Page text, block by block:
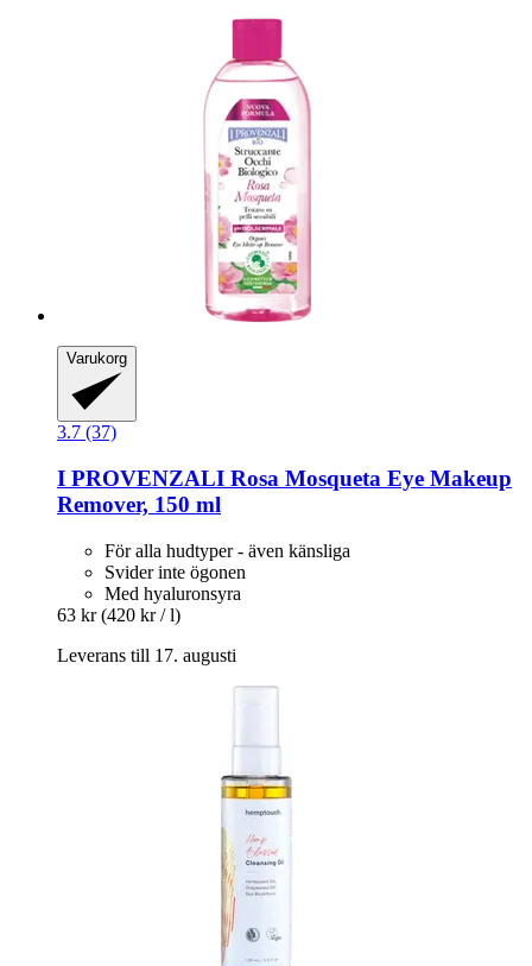
Varukorg
3.7 (37)
I PROVENZALI Rosa Mosqueta Eye Makeup
Remover, 150 ml
För alla hudtyper - även känsliga
Svider inte ögonen
Med hyaluronsyra
63 kr (420 kr / l)
Leverans till 17. augusti